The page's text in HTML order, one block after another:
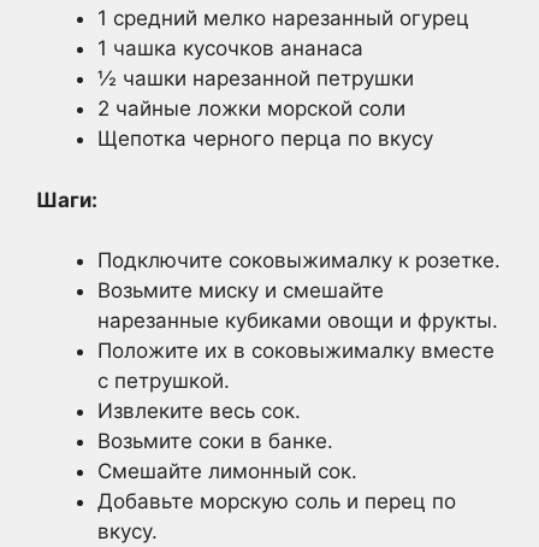
1 средний мелко нарезанный огурец
1 чашка кусочков ананаса
½ чашки нарезанной петрушки
2 чайные ложки морской соли
Щепотка черного перца по вкусу
Шаги:
Подключите соковыжималку к розетке.
Возьмите миску и смешайте
нарезанные кубиками овощи и фрукты.
Положите их в соковыжималку вместе
с петрушкой.
Извлеките весь сок.
Возьмите соки в банке.
Смешайте лимонный сок.
Добавьте морскую соль и перец по
вкусу.